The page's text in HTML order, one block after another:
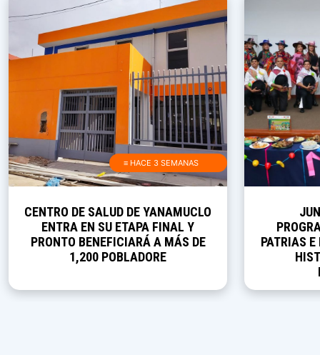
≡ HACE 3 SEMANAS
CENTRO DE SALUD DE YANAMUCLO
ENTRA EN SU ETAPA FINAL Y
PRONTO BENEFICIARÁ A MÁS DE
1,200 POBLADORE
PATRIAS